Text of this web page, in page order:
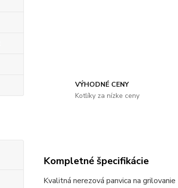
VÝHODNÉ CENY
Kotlíky za nízke ceny
Kompletné špecifikácie
Kvalitná nerezová panvica na grilovanie